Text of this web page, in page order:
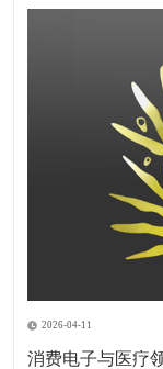
2026-04-11
消费电子与医疗